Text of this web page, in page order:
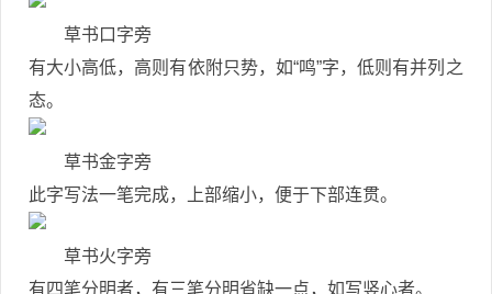
草书口字旁
有大小高低，高则有依附只势，如“鸣”字，低则有并列之
态。
草书金字旁
此字写法一笔完成，上部缩小，便于下部连贯。
草书火字旁
有四笔分明者，有三笔分明省缺一点，如写竖心者。